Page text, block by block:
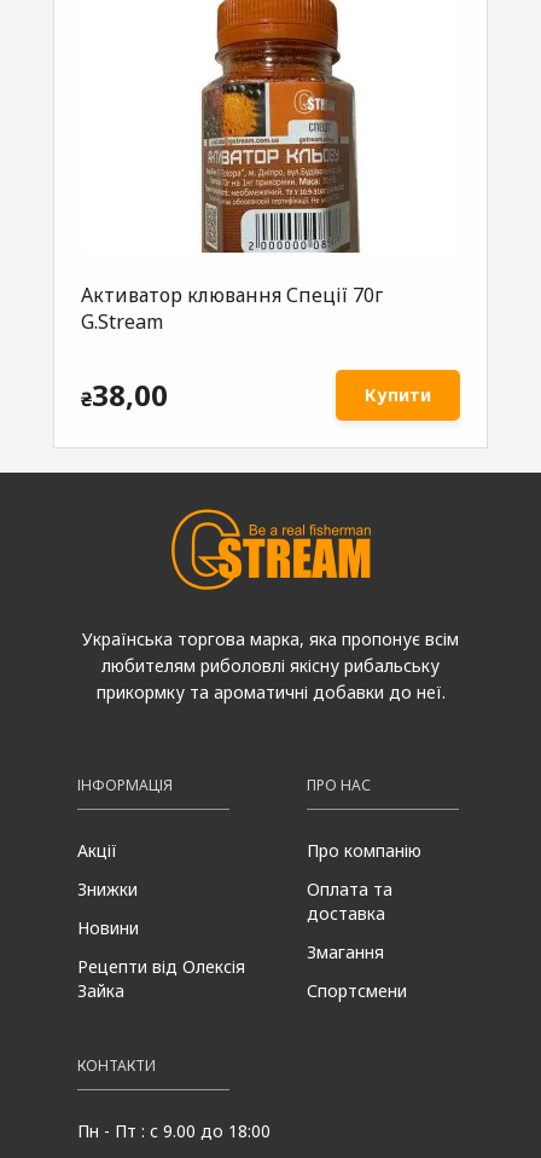
Активатор клювання Спеції 70г
G.Stream
₴38,00 Купити
Українська торгова марка, яка пропонує всім
любителям риболовлі якісну рибальську
прикормку та ароматичні добавки до неї.
ІНФОРМАЦІЯ
Акції
Знижки
Новини
Рецепти від Олексія
Зайка
ПРО НАС
Про компанію
Оплата та
доставка
Змагання
Спортсмени
КОНТАКТИ
Пн - Пт : с 9.00 до 18:00